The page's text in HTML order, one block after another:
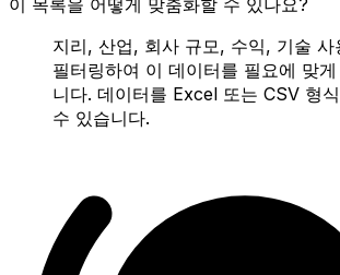
지리, 산업, 회사 규모, 수익, 기술
필터링하여 이 데이터를 필요에 맞
니다. 데이터를 Excel 또는 CSV 형
수 있습니다.